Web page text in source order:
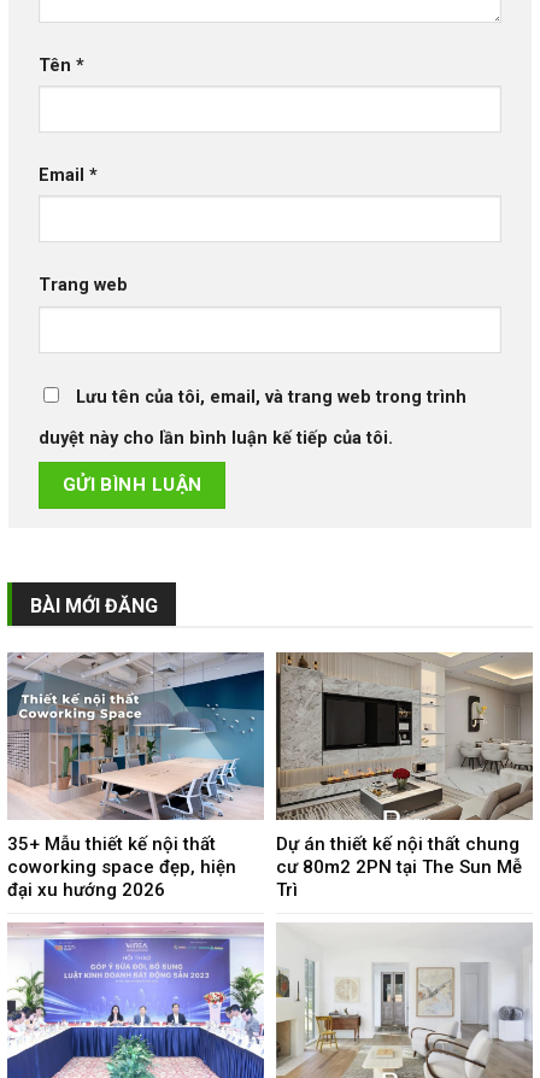
Tên *
Email *
Trang web
Lưu tên của tôi, email, và trang web trong trình
duyệt này cho lần bình luận kế tiếp của tôi.
BÀI MỚI ĐĂNG
35+ Mẫu thiết kế nội thất
coworking space đẹp, hiện
đại xu hướng 2026
Dự án thiết kế nội thất chung
cư 80m2 2PN tại The Sun Mễ
Trì